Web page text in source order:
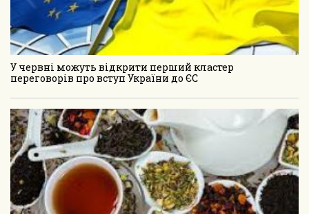
У червні можуть відкрити перший кластер
переговорів про вступ України до ЄС